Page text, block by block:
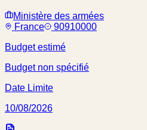
Ministère des armées
France
90910000
Budget estimé
Budget non spécifié
Date Limite
10/08/2026